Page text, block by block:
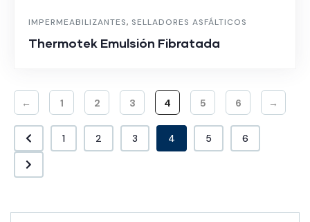
IMPERMEABILIZANTES, SELLADORES ASFÁLTICOS
Thermotek Emulsión Fibratada
← 1 2 3 4 5 6 →
1 2 3 4 5 6